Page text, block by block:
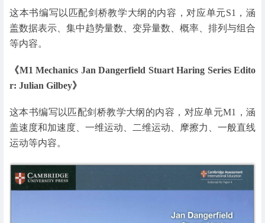
这本书编写以匹配剑桥教学大纲的内容，对应单元S1，涵
盖数据表示、集中趋势量数、变异量数、概率、排列与组合
等内容。
《M1 Mechanics Jan Dangerfield Stuart Haring Series Edito
r: Julian Gilbey》
这本书编写以匹配剑桥教学大纲的内容，对应单元M1，涵
盖速度和加速度、一维运动、二维运动、摩擦力、一般直线
运动等内容。